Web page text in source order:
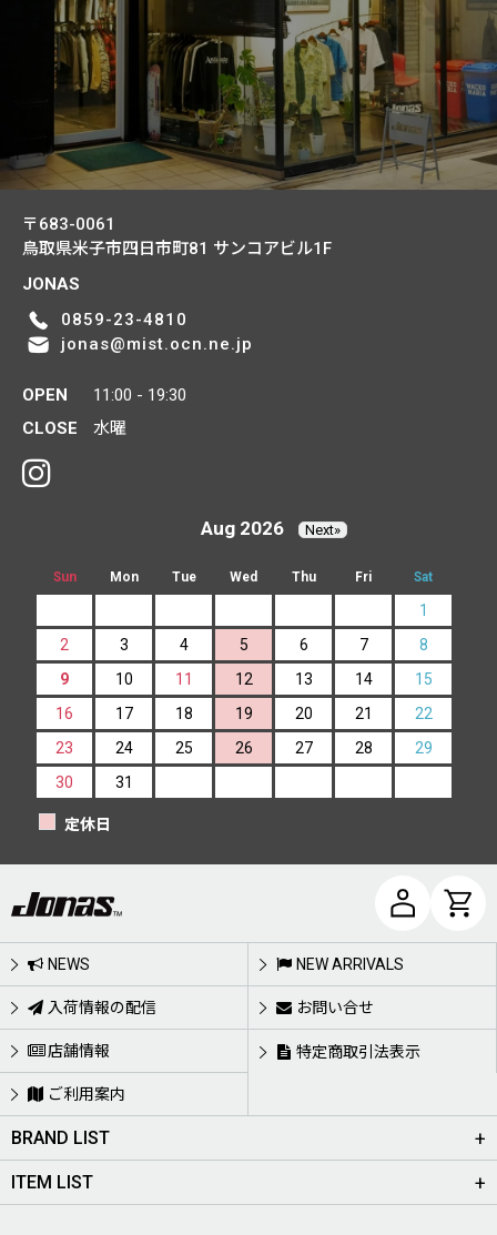
〒683-0061
鳥取県米子市四日市町81 サンコアビル1F
JONAS
0859-23-4810
jonas@mist.ocn.ne.jp
OPEN
11:00 - 19:30
CLOSE
水曜
Aug 2026 Next»
Sun Mon Tue Wed Thu Fri Sat
1
2
3 4 5 6 7
8
9
10 11 12 13 14
15
16
17 18 19 20 21
22
23
24 25 26 27 28
29
30
31
定休日
NEWS NEW ARRIVALS
入荷情報の配信 お問い合せ
店舗情報 特定商取引法表示
ご利用案内
BRAND LIST
ITEM LIST